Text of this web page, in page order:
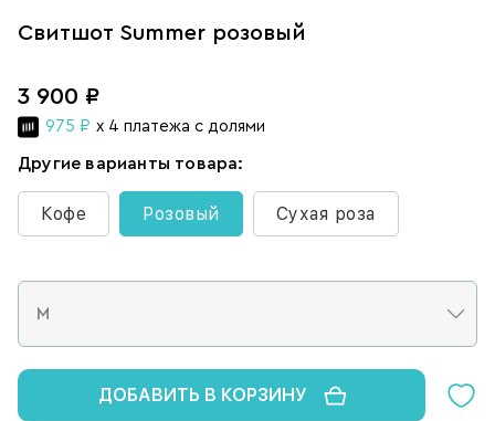
Свитшот Summer розовый
3 900 ₽
975 ₽ x 4 платежа с долями
Другие варианты товара:
Кофе Розовый Сухая роза
ДОБАВИТЬ В КОРЗИНУ